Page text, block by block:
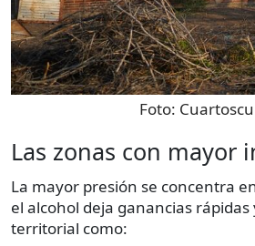
Foto:
Las zonas con mayor
La mayor presión se concentra
el alcohol deja ganancias
territorial como: